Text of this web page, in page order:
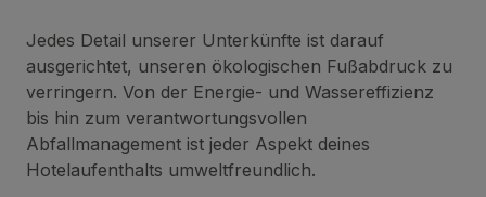
Jedes Detail unserer Unterkünfte ist darauf
ausgerichtet, unseren ökologischen Fußabdruck zu
verringern. Von der Energie- und Wassereffizienz
bis hin zum verantwortungsvollen
Abfallmanagement ist jeder Aspekt deines
Hotelaufenthalts umweltfreundlich.